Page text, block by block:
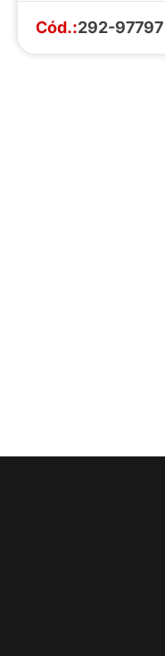
Cód.:292-97797